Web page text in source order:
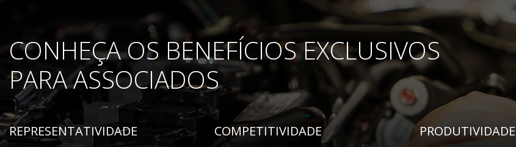
CONHEÇA OS BENEFÍCIOS EXCLUSIVOS
PARA ASSOCIADOS
REPRESENTATIVIDADE COMPETITIVIDADE PRODUTIVIDADE